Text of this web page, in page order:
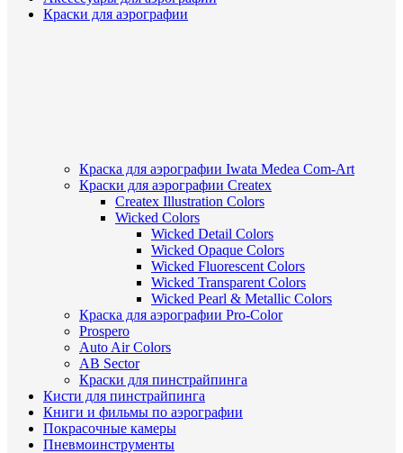
Краски для аэрографии
Краска для аэрографии Iwata Medea Com-Art
Краски для аэрографии Createx
Createx Illustration Colors
Wicked Colors
Wicked Detail Colors
Wicked Opaque Colors
Wicked Fluorescent Colors
Wicked Transparent Colors
Wicked Pearl & Metallic Colors
Краска для аэрографии Pro-Color
Prospero
Auto Air Colors
AB Sector
Краски для пинстрайпинга
Кисти для пинстрайпинга
Книги и фильмы по аэрографии
Покрасочные камеры
Пневмоинструменты